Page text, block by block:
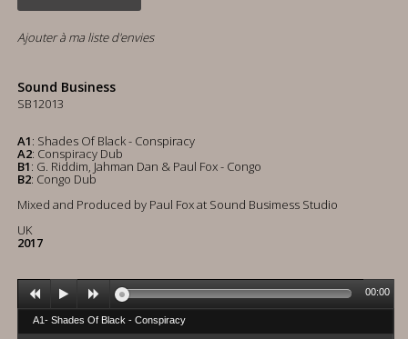
Ajouter à ma liste d'envies
Sound Business
SB12013
A1: Shades Of Black - Conspiracy
A2: Conspiracy Dub
B1: G. Riddim, Jahman Dan & Paul Fox - Congo
B2: Congo Dub
Mixed and Produced by Paul Fox at Sound Busimess Studio
UK
2017
A1- Shades Of Black - Conspiracy
00:00